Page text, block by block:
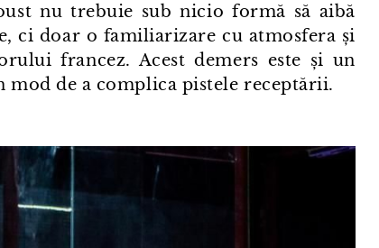
nu trebuie sub nicio formă să aibă
ci doar o familiarizare cu atmosfera și
francez. Acest demers este și un
de a complica pistele receptării.